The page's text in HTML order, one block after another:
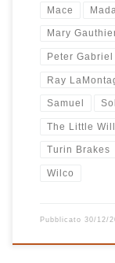
Mace
Mary
Peter Gabriel
Ray
Samuel
The Little
Turin Brakes
Wilco
Pubblicato 30/12/